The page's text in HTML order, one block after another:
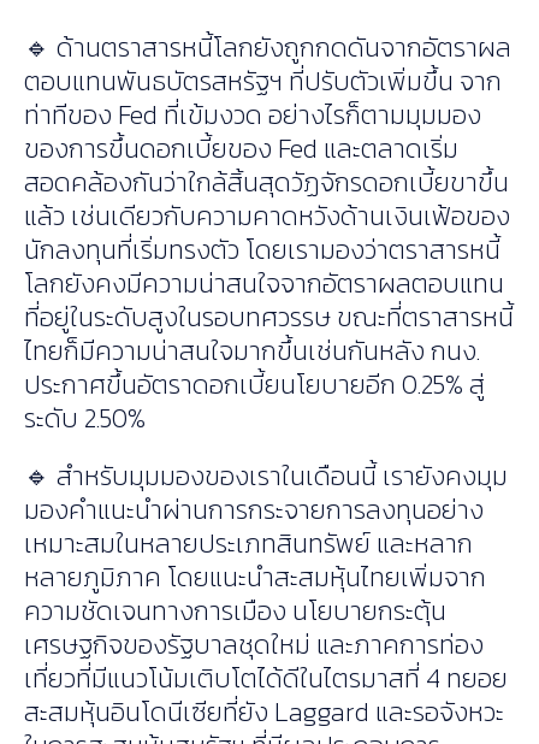
🔹 ด้านตราสารหนี้โลกยังถูกกดดันจากอัตราผล
ตอบแทนพันธบัตรสหรัฐฯ ที่ปรับตัวเพิ่มขึ้น จาก
ท่าทีของ Fed ที่เข้มงวด อย่างไรก็ตามมุมมอง
ของการขึ้นดอกเบี้ยของ Fed และตลาดเริ่ม
สอดคล้องกันว่าใกล้สิ้นสุดวัฏจักรดอกเบี้ยขาขึ้น
แล้ว เช่นเดียวกับความคาดหวังด้านเงินเฟ้อของ
นักลงทุนที่เริ่มทรงตัว โดยเรามองว่าตราสารหนี้
โลกยังคงมีความน่าสนใจจากอัตราผลตอบแทน
ที่อยู่ในระดับสูงในรอบทศวรรษ ขณะที่ตราสารหนี้
ไทยก็มีความน่าสนใจมากขึ้นเช่นกันหลัง กนง.
ประกาศขึ้นอัตราดอกเบี้ยนโยบายอีก 0.25% สู่
ระดับ 2.50%
🔹 สำหรับมุมมองของเราในเดือนนี้ เรายังคงมุม
มองคำแนะนำผ่านการกระจายการลงทุนอย่าง
เหมาะสมในหลายประเภทสินทรัพย์ และหลาก
หลายภูมิภาค โดยแนะนำสะสมหุ้นไทยเพิ่มจาก
ความชัดเจนทางการเมือง นโยบายกระตุ้น
เศรษฐกิจของรัฐบาลชุดใหม่ และภาคการท่อง
เที่ยวที่มีแนวโน้มเติบโตได้ดีในไตรมาสที่ 4 ทยอย
สะสมหุ้นอินโดนีเซียที่ยัง Laggard และรอจังหวะ